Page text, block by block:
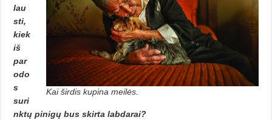
Kai širdis kupina meilės.
lau
sti,
kiek
iš
par
odo
s
suri
nktų pinigų bus skirta labdarai?